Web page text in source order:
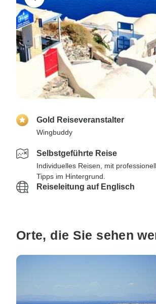
Gold Reiseveranstalter
Wingbuddy
Selbstgeführte Reise
Individuelles Reisen, mit
Tipps im Hintergrund.
Reiseleitung auf Englisch
Orte, die Sie sehen